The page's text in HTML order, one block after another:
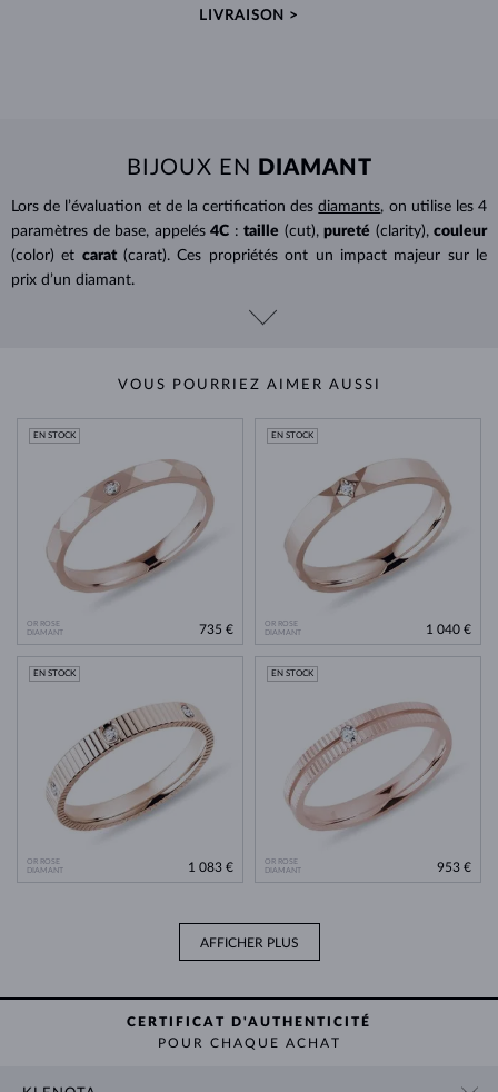
LIVRAISON >
BIJOUX EN DIAMANT
Lors de l’évaluation et de la certification desdiamants, on utilise les 4
paramètres de base, appelés 4C : taille (cut), pureté (clarity), couleur
(color) et carat (carat). Ces propriétés ont un impact majeur sur le
prix d’un diamant.
VOUS POURRIEZ AIMER AUSSI
OR ROSE
DIAMANT
EN STOCK
735 €
OR ROSE
DIAMANT
EN STOCK
1 040 €
OR ROSE
DIAMANT
EN STOCK
1 083 €
OR ROSE
DIAMANT
EN STOCK
953 €
AFFICHER PLUS
CERTIFICAT D'AUTHENTICITÉ
POUR CHAQUE ACHAT